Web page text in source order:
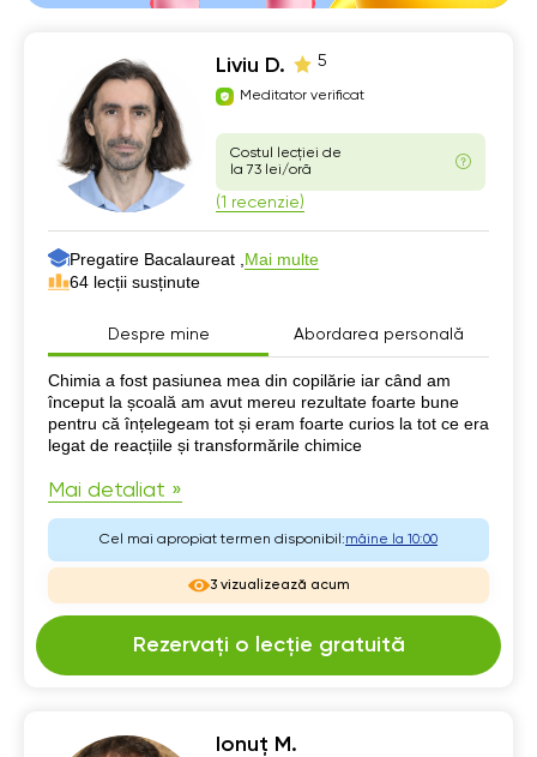
Liviu D. 5
Meditator verificat
Costul lecției de
la 73 lei/oră
(1 recenzie)
Pregatire Bacalaureat , Mai multe
64 lecții susținute
Despre mine Abordarea personală
Despre mine
Chimia a fost pasiunea mea din copilărie iar când am
început la școală am avut mereu rezultate foarte bune
pentru că înțelegeam tot și eram foarte curios la tot ce era
legat de reacțiile și transformările chimice
Mai detaliat »
Cel mai apropiat termen disponibil:mâine la 10:00
3 vizualizează acum
Rezervați o lecție gratuită
Ionuț M.